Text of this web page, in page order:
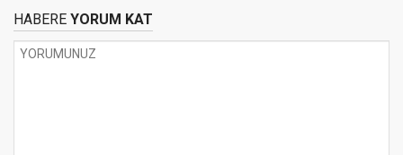
HABERE YORUM KAT